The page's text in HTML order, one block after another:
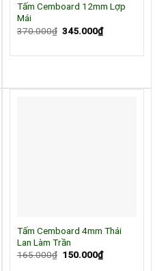
Tấm Cemboard 12mm Lợp
Mái
370.000₫ Giá
370.000₫.
345.000₫Giá
hiện
là:
Tấm Cemboard 4mm Thái
Lan Làm Trần
165.000₫ Giá
150.000₫Giá
hiện